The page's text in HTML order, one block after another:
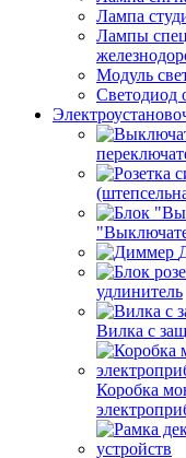
Лампа
Лампы
Модуль
Светодиод
удлинитель
Вилка с
Коробка